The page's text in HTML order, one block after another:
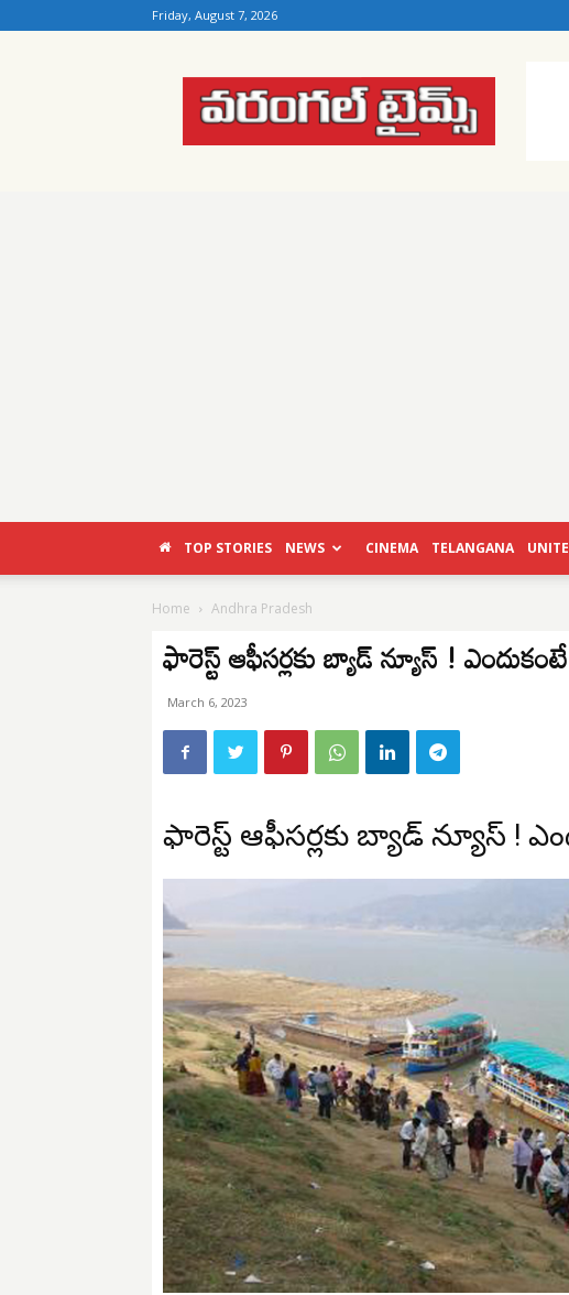
Friday, August 7, 2026
Warangal
Times
TOP STORIES NEWS CINEMA TELANGANA
Home Andhra Pradesh
ఫారెస్ట్ ఆఫీసర్లకు బ్యాడ్ న్యూస్ !
March 6, 2023
ఫారెస్ట్ ఆఫీసర్లకు బ్యాడ్ న్యూస్ !